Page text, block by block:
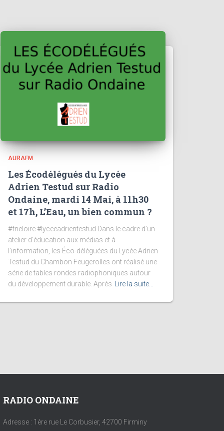
AURAFM
Les Écodélégués du Lycée
Adrien Testud sur Radio
Ondaine, mardi 14 Mai, à 11h30
et 17h, L’Eau, un bien commun ?
#fneloire #lyceeadrientestud Dans le cadre d’un
atelier d’éducation aux médias et à
l’information, les Éco-déléguées du Lycée Adrien
Testud du Chambon Feugerolles ont réalisé une
série de tables rondes radiophoniques autour
du développement durable. Après
Lire la suite…
RADIO ONDAINE
Adresse : 1ère rue Le Corbusier, 42700 Firminy